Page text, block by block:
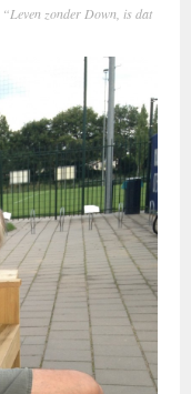
“Leven zonder Down, is dat